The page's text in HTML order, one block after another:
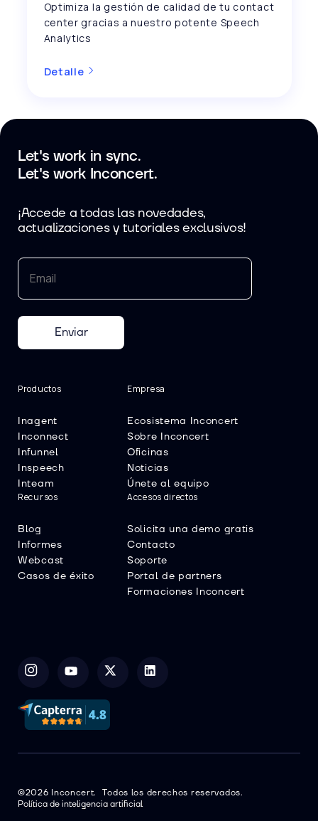
Optimiza la gestión de calidad de tu contact
center gracias a nuestro potente Speech
Analytics
Detalle
Let's work in sync.
Let's work Inconcert.
¡Accede a todas las novedades,
actualizaciones y tutoriales exclusivos!
Enviar
Productos
Inagent
Inconnect
Infunnel
Inspeech
Inteam
Empresa
Ecosistema Inconcert
Sobre Inconcert
Oficinas
Noticias
Únete al equipo
Recursos
Blog
Informes
Webcast
Casos de éxito
Accesos directos
Solicita una demo gratis
Contacto
Soporte
Portal de partners
Formaciones Inconcert
©2026 Inconcert. Todos los derechos reservados.
Política de inteligencia artificial